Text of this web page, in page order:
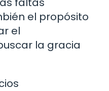
el propósito
el
la gracia